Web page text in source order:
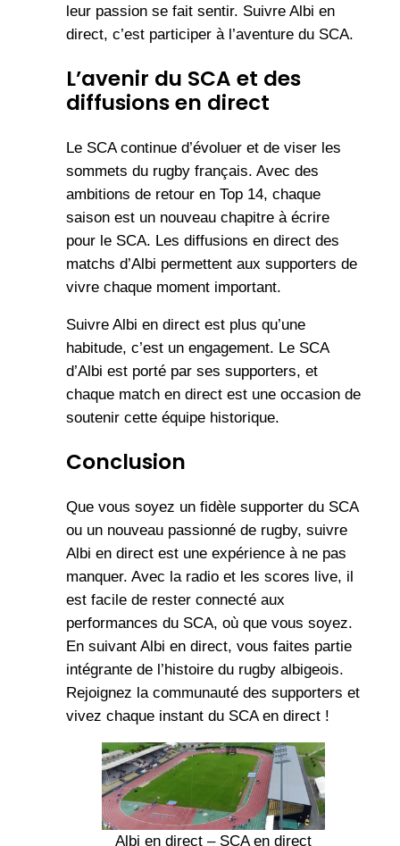
leur passion se fait sentir. Suivre Albi en
direct, c’est participer à l’aventure du SCA.
L’avenir du SCA et des
diffusions en direct
Le SCA continue d’évoluer et de viser les
sommets du rugby français. Avec des
ambitions de retour en Top 14, chaque
saison est un nouveau chapitre à écrire
pour le SCA. Les diffusions en direct des
matchs d’Albi permettent aux supporters de
vivre chaque moment important.
Suivre Albi en direct est plus qu’une
habitude, c’est un engagement. Le SCA
d’Albi est porté par ses supporters, et
chaque match en direct est une occasion de
soutenir cette équipe historique.
Conclusion
Que vous soyez un fidèle supporter du SCA
ou un nouveau passionné de rugby, suivre
Albi en direct est une expérience à ne pas
manquer. Avec la radio et les scores live, il
est facile de rester connecté aux
performances du SCA, où que vous soyez.
En suivant Albi en direct, vous faites partie
intégrante de l’histoire du rugby albigeois.
Rejoignez la communauté des supporters et
vivez chaque instant du SCA en direct !
Albi en direct – SCA en direct